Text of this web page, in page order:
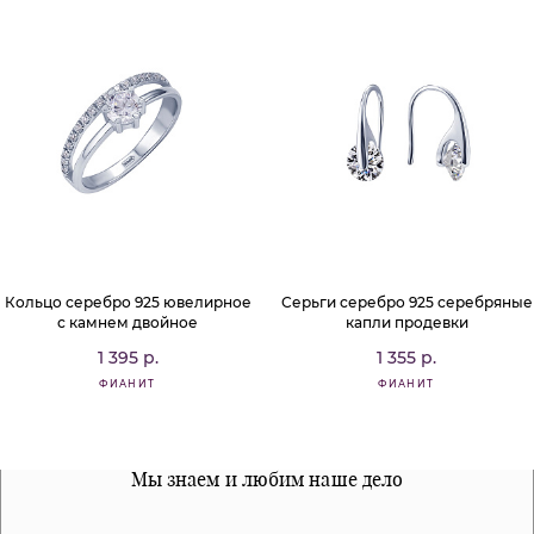
Кольцо серебро 925 ювелирное
с камнем двойное
1 395 р.
ФИАНИТ
Серьги серебро 925 серебряные
капли продевки
1 355 р.
ФИАНИТ
Мы знаем и любим наше дело
Все наши материалы гипоалергенны
Примерка перед покупкой